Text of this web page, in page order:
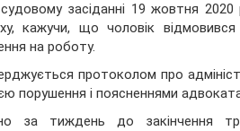
засіданні 19 жовтня 2020
кажучи, що чоловік
на роботу.
протоколом про
порушення і поясненнями
за тиждень до закінчення